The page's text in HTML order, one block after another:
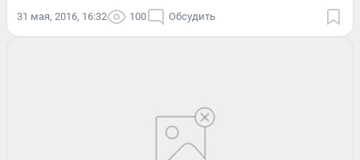
31 мая, 2016, 16:32 100 Обсудить